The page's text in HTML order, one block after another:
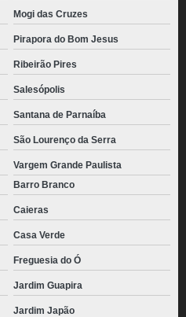
Mogi das Cruzes
Pirapora do Bom Jesus
Ribeirão Pires
Salesópolis
Santana de Parnaíba
São Lourenço da Serra
Vargem Grande Paulista
Barro Branco
Caieras
Casa Verde
Freguesia do Ó
Jardim Guapira
Jardim Japão